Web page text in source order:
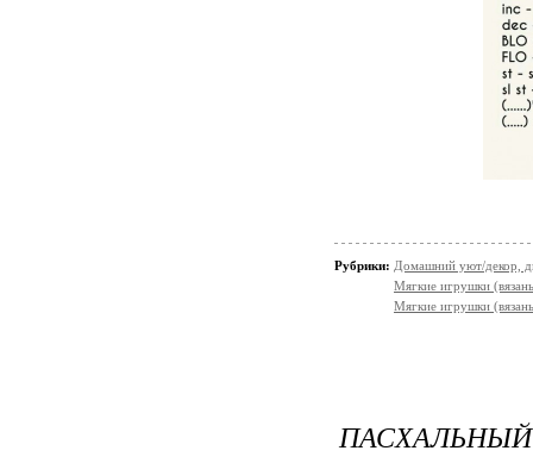
Рубрики: Домашний уют/декор,
Мягкие игрушки
Мягкие игрушки